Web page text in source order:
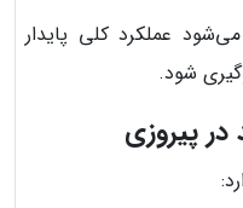
عملکرد کلی پایدار
شود.
در پیروزی